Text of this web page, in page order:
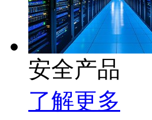
安全产品
了解更多